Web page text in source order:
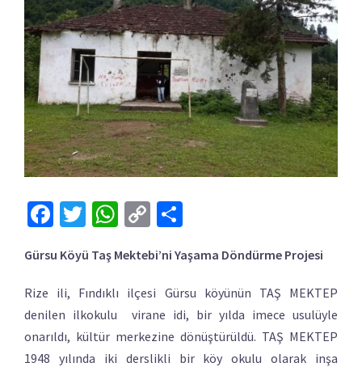
Facebook
Twitter
WhatsApp
Copy
Gürsu Köyü Taş Mektebi’ni Yaşama Döndürme Projesi
Rize ili, Fındıklı ilçesi Gürsu köyünün TAŞ MEKTEP
denilen ilkokulu virane idi, bir yılda imece usulüyle
onarıldı, kültür merkezine dönüştürüldü. TAŞ MEKTEP
1948 yılında iki derslikli bir köy okulu olarak inşa